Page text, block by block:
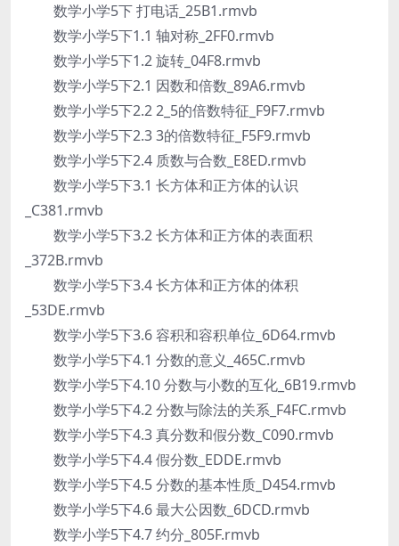
数学小学5下 打电话_25B1.rmvb
数学小学5下1.1 轴对称_2FF0.rmvb
数学小学5下1.2 旋转_04F8.rmvb
数学小学5下2.1 因数和倍数_89A6.rmvb
数学小学5下2.2 2_5的倍数特征_F9F7.rmvb
数学小学5下2.3 3的倍数特征_F5F9.rmvb
数学小学5下2.4 质数与合数_E8ED.rmvb
数学小学5下3.1 长方体和正方体的认识
_C381.rmvb
数学小学5下3.2 长方体和正方体的表面积
_372B.rmvb
数学小学5下3.4 长方体和正方体的体积
_53DE.rmvb
数学小学5下3.6 容积和容积单位_6D64.rmvb
数学小学5下4.1 分数的意义_465C.rmvb
数学小学5下4.10 分数与小数的互化_6B19.rmvb
数学小学5下4.2 分数与除法的关系_F4FC.rmvb
数学小学5下4.3 真分数和假分数_C090.rmvb
数学小学5下4.4 假分数_EDDE.rmvb
数学小学5下4.5 分数的基本性质_D454.rmvb
数学小学5下4.6 最大公因数_6DCD.rmvb
数学小学5下4.7 约分_805F.rmvb